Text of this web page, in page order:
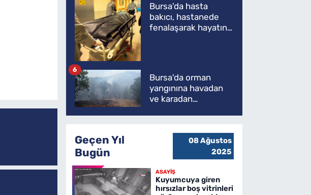
Bursa'da hasta
bakıcı, hastanede
fenalaşarak hayatını
Bursa'da orman
yangınına havadan
ve karadan
6
Geçen Yıl
Bugün
08 Ağustos
2025
ASAYİŞ
Kuyumcuya giren
hırsızlar boş vitrinleri